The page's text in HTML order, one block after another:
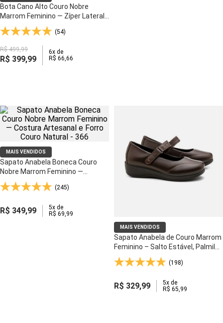
Bota Cano Alto Couro Nobre
Marrom Feminino — Zíper Lateral,
Elástico e Solado Ultraleve - 372
(54)
R$ 499,99
R$ 399,99
6x de
R$ 66,66
MAIS VENDIDOS
Sapato Anabela Boneca Couro
Nobre Marrom Feminino —
Costura Artesanal e Forro Couro
Natural - 366
(245)
R$ 349,99 5x de
R$ 69,99
MAIS VENDIDOS
Sapato Anabela de Couro Marrom
Feminino – Salto Estável, Palmilha
Anatômica e Solado Gel - 192
(198)
R$ 329,99 5x de
R$ 65,99